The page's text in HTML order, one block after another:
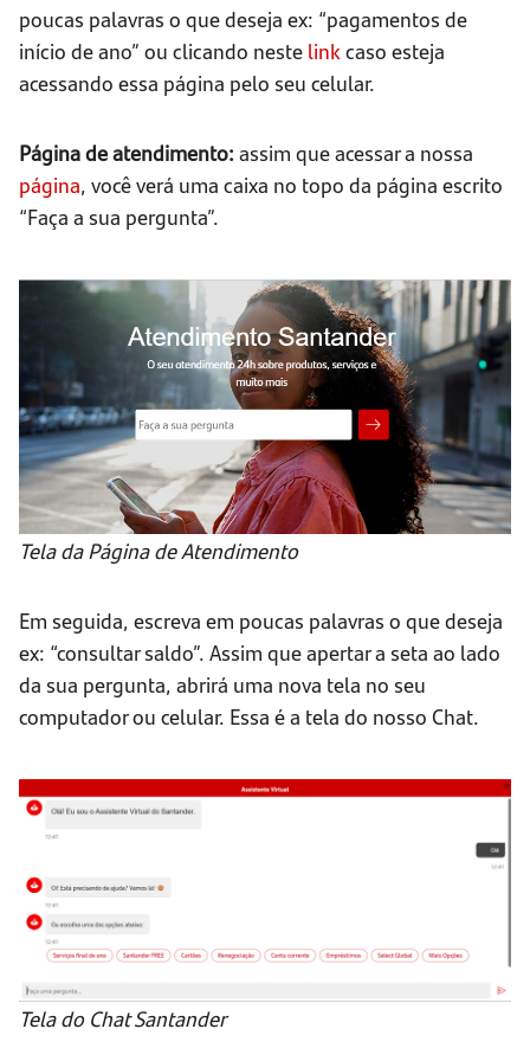
poucas palavras o que deseja ex: “pagamentos de
início de ano” ou clicando neste linkcaso esteja
acessando essa página pelo seu celular.
Página de atendimento: assim que acessar a nossa
página, você verá uma caixa no topo da página escrito
“Faça a sua pergunta”.
Tela da Página de Atendimento
Em seguida, escreva em poucas palavras o que deseja
ex: “consultar saldo”. Assim que apertar a seta ao lado
da sua pergunta, abrirá uma nova tela no seu
computador ou celular. Essa é a tela do nosso Chat.
Tela do Chat Santander